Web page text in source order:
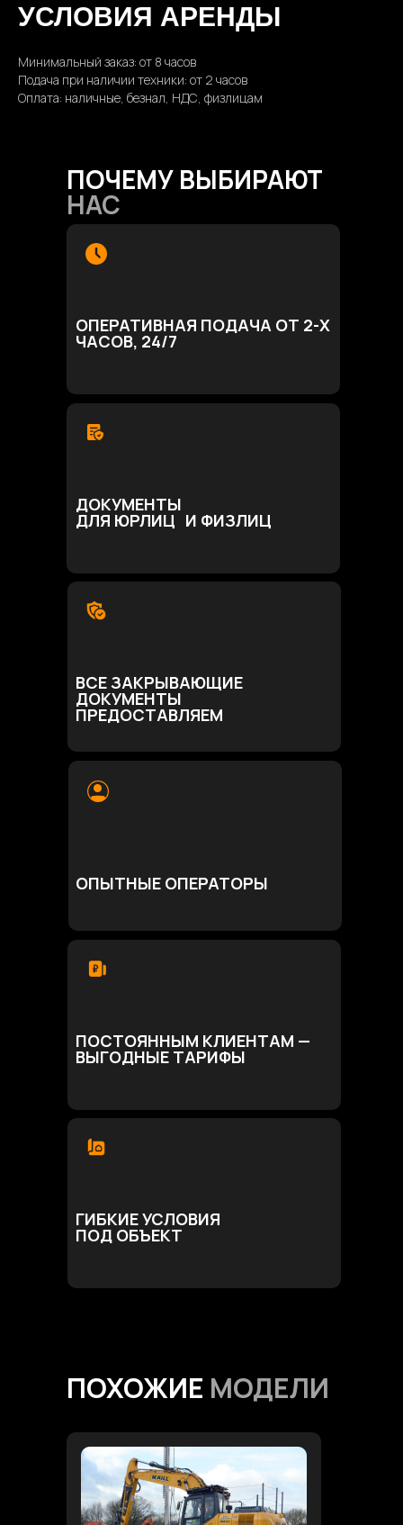
УСЛОВИЯ АРЕНДЫ
Минимальный заказ: от 8 часов
Подача при наличии техники: от 2 часов
Оплата: наличные, безнал, НДС, физлицам
ПОЧЕМУ ВЫБИРАЮТ
НАС
ОПЕРАТИВНАЯ ПОДАЧА ОТ 2-Х
ЧАСОВ, 24/7
ОПЫТНЫЕ ОПЕРАТОРЫ
ДОКУМЕНТЫ
ДЛЯ ЮРЛИЦ И ФИЗЛИЦ
ГИБКИЕ УСЛОВИЯ
ПОД ОБЪЕКТ
ПОСТОЯННЫМ КЛИЕНТАМ —
ВЫГОДНЫЕ ТАРИФЫ
ВСЕ ЗАКРЫВАЮЩИЕ
ДОКУМЕНТЫ
ПРЕДОСТАВЛЯЕМ
ПОХОЖИЕ МОДЕЛИ